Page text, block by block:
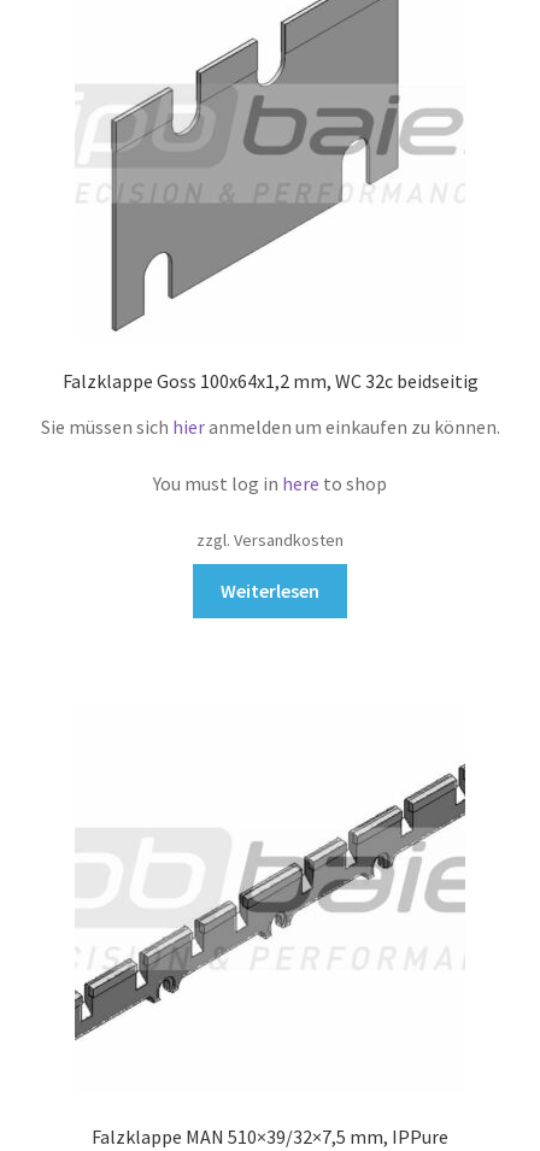
Falzklappe Goss 100x64x1,2 mm, WC 32c beidseitig
Sie müssen sich hieranmelden um einkaufen zu können.
You must log in here to shop
zzgl. Versandkosten
Weiterlesen
Falzklappe MAN 510×39/32×7,5 mm, IPPure